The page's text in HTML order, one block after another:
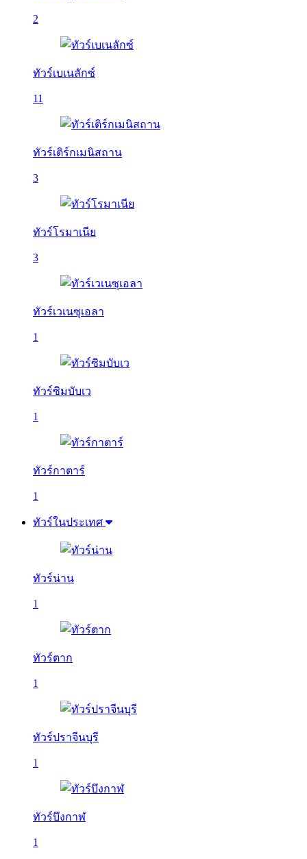
2
ทัวร์เบเนลักซ์
11
ทัวร์เติร์กเมนิสถาน
3
ทัวร์โรมาเนีย
3
ทัวร์เวเนซุเอลา
1
ทัวร์ซิมบับเว
1
ทัวร์กาตาร์
1
ทัวร์ในประเทศ
ทัวร์น่าน
1
ทัวร์ตาก
1
ทัวร์ปราจีนบุรี
1
ทัวร์บึงกาฬ
1